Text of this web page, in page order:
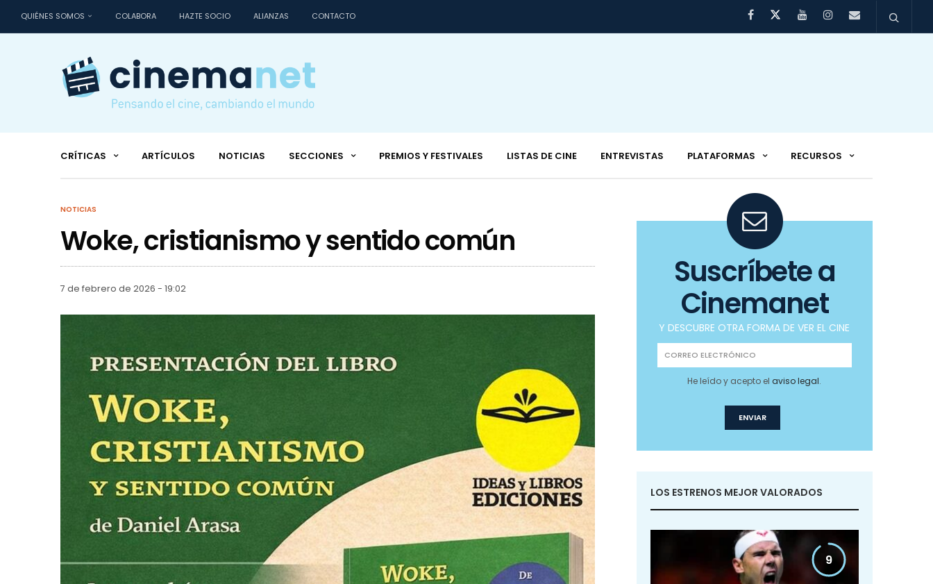
QUIÉNES SOMOS COLABORA HAZTE SOCIO ALIANZAS CONTACTO
CRÍTICAS ARTÍCULOS NOTICIAS SECCIONES PREMIOS Y FESTIVALES LISTAS DE CINE ENTREVISTAS PLATAFORMAS RECURSOS
NOTICIAS
Woke, cristianismo y sentido común
7 de febrero de 2026 - 19:02
Suscríbete a
Cinemanet
Y DESCUBRE OTRA FORMA DE VER EL CINE
He leído y acepto elaviso legal.
LOS ESTRENOS MEJOR VALORADOS
9